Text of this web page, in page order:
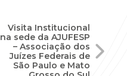
Visita Institucional
na sede da AJUFESP
– Associação dos
Juízes Federais de
São Paulo e Mato